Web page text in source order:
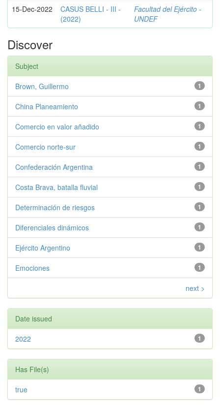
15-Dec-2022
CASUS BELLI - III -
(2022)
Facultad del Ejército -
UNDEF
Discover
Subject
1
Brown, Guillermo
1
China Planeamiento
1
Comercio en valor añadido
1
Comercio norte-sur
1
Confederación Argentina
1
Costa Brava, batalla fluvial
1
Determinación de riesgos
1
Diferenciales dinámicos
1
Ejército Argentino
1
Emociones
next >
Date issued
1
2022
Has File(s)
1
true